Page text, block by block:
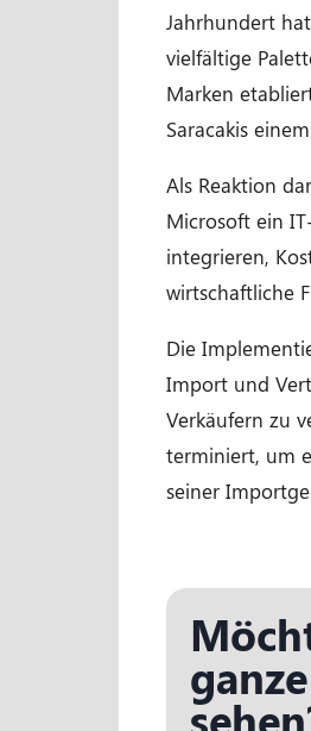
Jahrhundert
vielfältige
Marken
Saracakis
Als Reaktion
Microsoft ein
integrieren,
wirtschaftliche
Die
Import und
Verkäufern zu
terminiert, um
seiner